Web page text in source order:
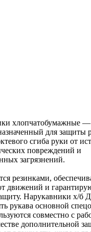
хлопчатобумажные —
для защиты
сгиба руки от
повреждений и
загрязнений.
резинками,
движений и
Нарукавники х/б
рукава основной
совместно с
дополнительной